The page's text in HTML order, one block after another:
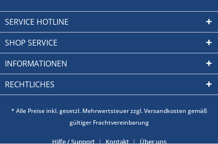
SERVICE HOTLINE
SHOP SERVICE
INFORMATIONEN
RECHTLICHES
* Alle Preise inkl. gesetzl. Mehrwertsteuer zzgl. Versandkosten gemäß
gültiger Frachtvereinbarung
Hilfe / Support Kontakt Über uns